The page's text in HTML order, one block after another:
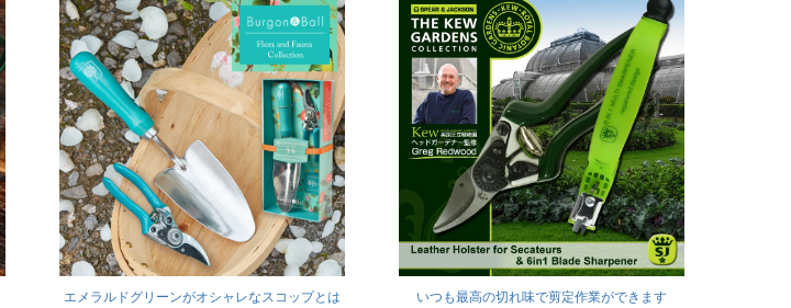
エメラルドグリーンがオシャレなスコップとは
いつも最高の切れ味で剪定作業ができます